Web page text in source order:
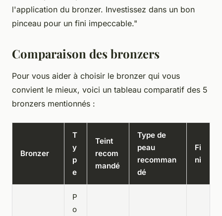
l'application du bronzer. Investissez dans un bon
pinceau pour un fini impeccable."
Comparaison des bronzers
Pour vous aider à choisir le bronzer qui vous
convient le mieux, voici un tableau comparatif des 5
bronzers mentionnés :
Bronzer
T
y
p
e
Teint
recom
mandé
Type de
peau
recomman
dé
Fi
ni
P
o